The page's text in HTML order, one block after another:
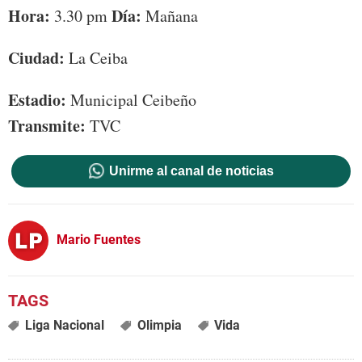
Hora: 3.30 pmDía: Mañana
Ciudad: La Ceiba
Estadio: Municipal Ceibeño
Transmite: TVC
Unirme al canal de noticias
Mario Fuentes
Liga Nacional Olimpia Vida